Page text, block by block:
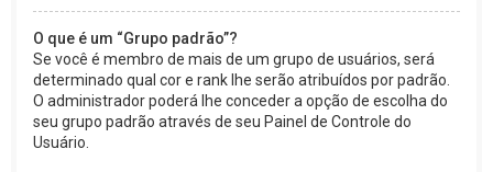
O que é um “Grupo padrão”?
Se você é membro de mais de um grupo de usuários, será
determinado qual cor e rank lhe serão atribuídos por padrão.
O administrador poderá lhe conceder a opção de escolha do
seu grupo padrão através de seu Painel de Controle do
Usuário.